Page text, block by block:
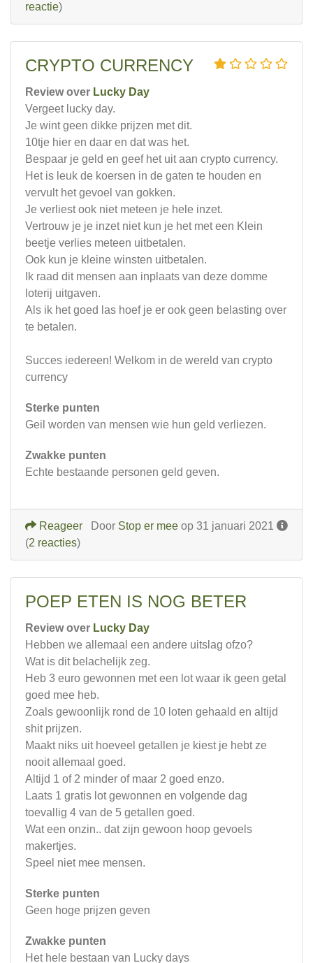
reactie)
CRYPTO CURRENCY
Review over Lucky Day
Vergeet lucky day.
Je wint geen dikke prijzen met dit.
10tje hier en daar en dat was het.
Bespaar je geld en geef het uit aan crypto currency.
Het is leuk de koersen in de gaten te houden en
vervult het gevoel van gokken.
Je verliest ook niet meteen je hele inzet.
Vertrouw je je inzet niet kun je het met een Klein
beetje verlies meteen uitbetalen.
Ook kun je kleine winsten uitbetalen.
Ik raad dit mensen aan inplaats van deze domme
loterij uitgaven.
Als ik het goed las hoef je er ook geen belasting over
te betalen.
Succes iedereen! Welkom in de wereld van crypto
currency
Sterke punten
Geil worden van mensen wie hun geld verliezen.
Zwakke punten
Echte bestaande personen geld geven.
Door Stop er mee op 31 januari 2021
Reageer
(2 reacties)
POEP ETEN IS NOG BETER
Review over Lucky Day
Hebben we allemaal een andere uitslag ofzo?
Wat is dit belachelijk zeg.
Heb 3 euro gewonnen met een lot waar ik geen getal
goed mee heb.
Zoals gewoonlijk rond de 10 loten gehaald en altijd
shit prijzen.
Maakt niks uit hoeveel getallen je kiest je hebt ze
nooit allemaal goed.
Altijd 1 of 2 minder of maar 2 goed enzo.
Laats 1 gratis lot gewonnen en volgende dag
toevallig 4 van de 5 getallen goed.
Wat een onzin.. dat zijn gewoon hoop gevoels
makertjes.
Speel niet mee mensen.
Sterke punten
Geen hoge prijzen geven
Zwakke punten
Het hele bestaan van Lucky days